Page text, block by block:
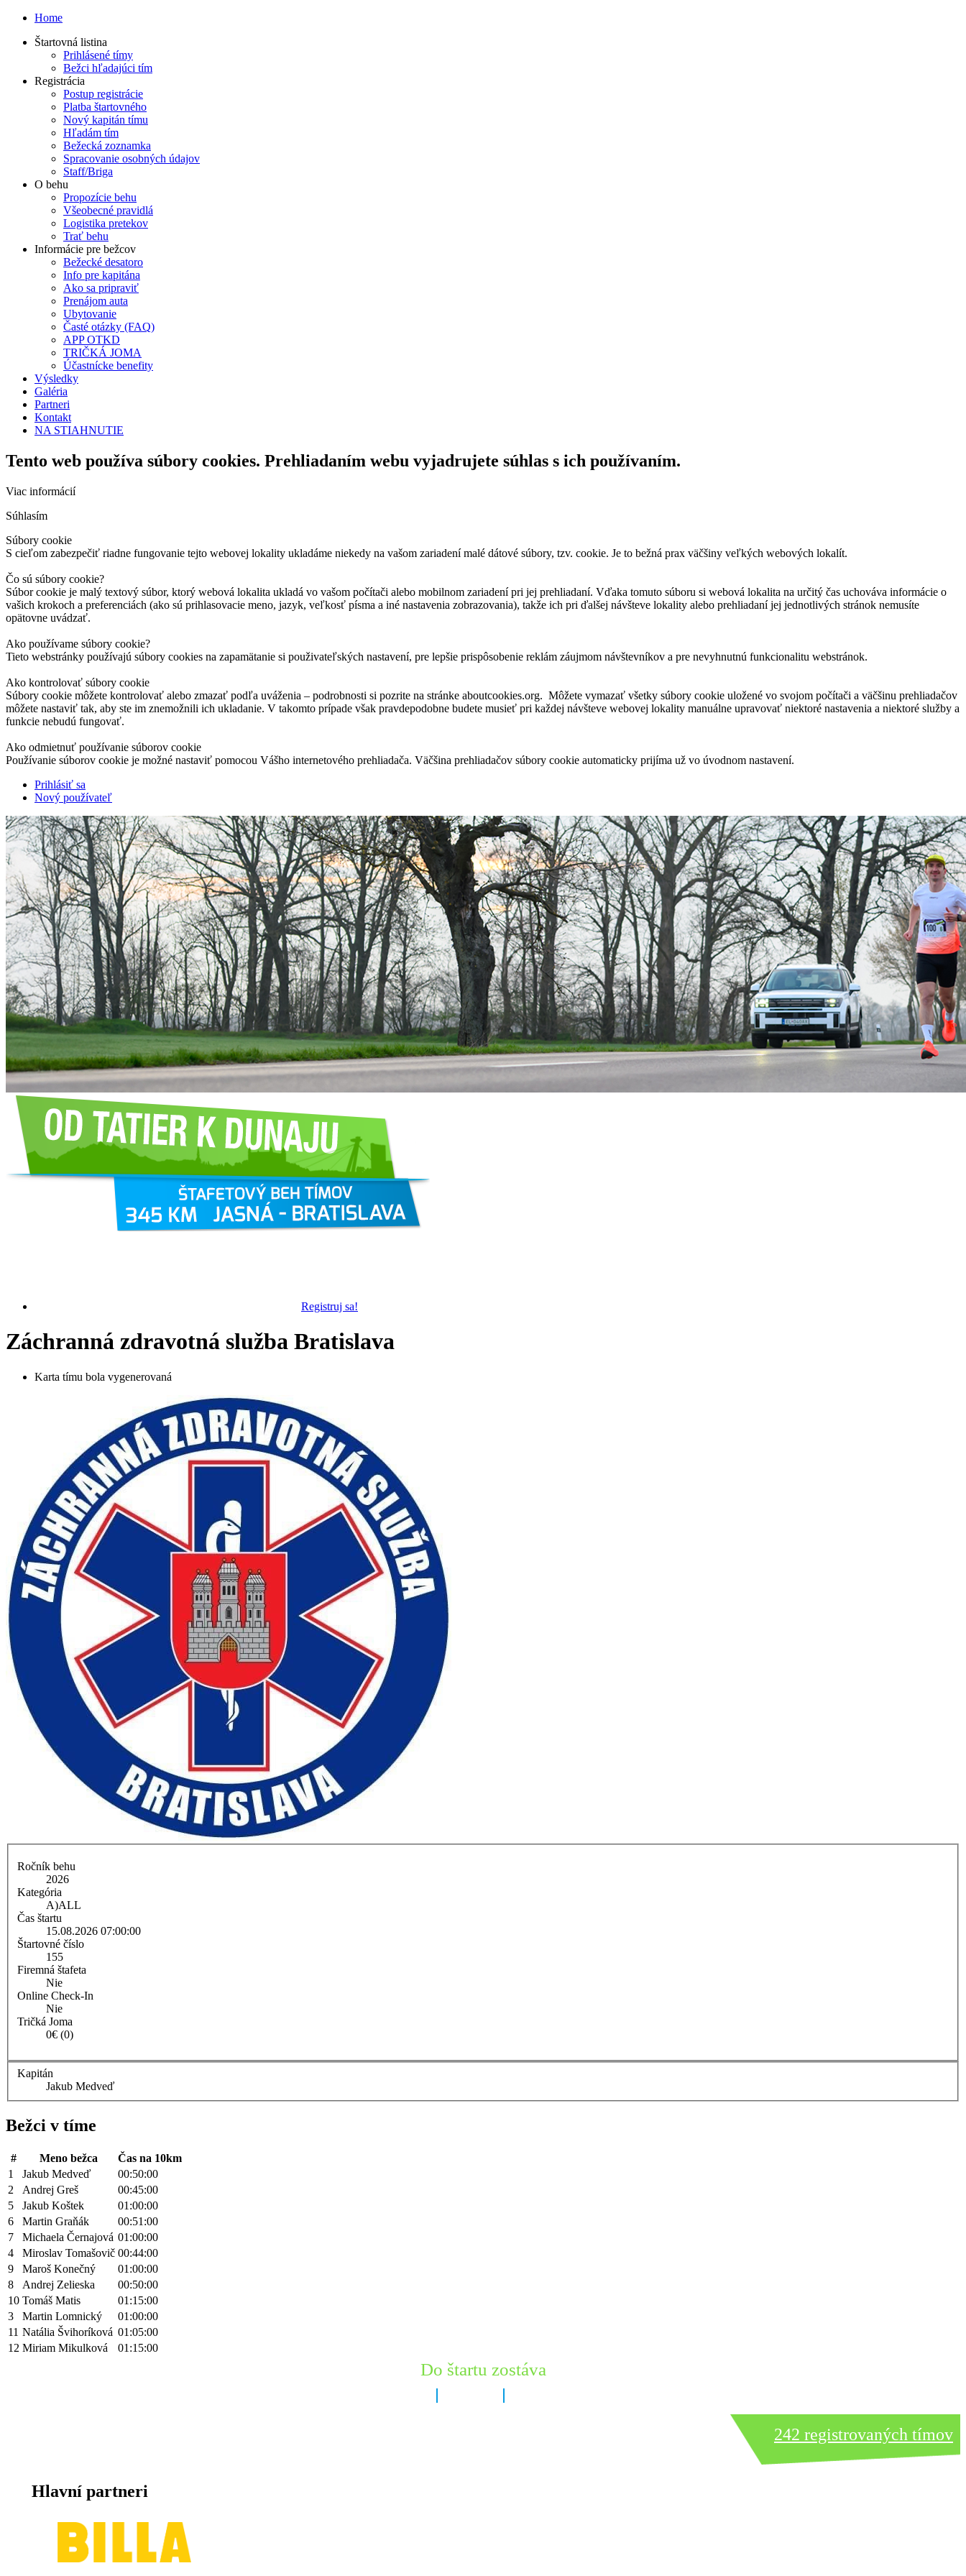
Home
Štartovná listina
Prihlásené tímy
Bežci hľadajúci tím
Registrácia
Postup registrácie
Platba štartovného
Nový kapitán tímu
Hľadám tím
Bežecká zoznamka
Spracovanie osobných údajov
Staff/Briga
O behu
Propozície behu
Všeobecné pravidlá
Logistika pretekov
Trať behu
Informácie pre bežcov
Bežecké desatoro
Info pre kapitána
Ako sa pripraviť
Prenájom auta
Ubytovanie
Časté otázky (FAQ)
APP OTKD
TRIČKÁ JOMA
Účastnícke benefity
Výsledky
Galéria
Partneri
Kontakt
NA STIAHNUTIE
Tento web používa súbory cookies. Prehliadaním webu vyjadrujete súhlas s ich používaním.
Viac informácií
Súhlasím
Súbory cookie
S cieľom zabezpečiť riadne fungovanie tejto webovej lokality ukladáme niekedy na vašom zariadení malé dátové súbory, tzv. cookie. Je to bežná prax väčšiny veľkých webových lokalít.
Čo sú súbory cookie?
Súbor cookie je malý textový súbor, ktorý webová lokalita ukladá vo vašom počítači alebo mobilnom zariadení pri jej prehliadaní. Vďaka tomuto súboru si webová lokalita na určitý čas uchováva informácie o
vašich krokoch a preferenciách (ako sú prihlasovacie meno, jazyk, veľkosť písma a iné nastavenia zobrazovania), takže ich pri ďalšej návšteve lokality alebo prehliadaní jej jednotlivých stránok nemusíte
opätovne uvádzať.
Ako používame súbory cookie?
Tieto webstránky používajú súbory cookies na zapamätanie si použivateľských nastavení, pre lepšie prispôsobenie reklám záujmom návštevníkov a pre nevyhnutnú funkcionalitu webstránok.
Ako kontrolovať súbory cookie
Súbory cookie môžete kontrolovať alebo zmazať podľa uváženia – podrobnosti si pozrite na stránke aboutcookies.org. Môžete vymazať všetky súbory cookie uložené vo svojom počítači a väčšinu prehliadačov
môžete nastaviť tak, aby ste im znemožnili ich ukladanie. V takomto prípade však pravdepodobne budete musieť pri každej návšteve webovej lokality manuálne upravovať niektoré nastavenia a niektoré služby a
funkcie nebudú fungovať.
Ako odmietnuť používanie súborov cookie
Používanie súborov cookie je možné nastaviť pomocou Vášho internetového prehliadača. Väčšina prehliadačov súbory cookie automaticky prijíma už vo úvodnom nastavení.
Prihlásiť sa
Nový používateľ
Registruj sa!
Záchranná zdravotná služba Bratislava
Karta tímu bola vygenerovaná
Ročník behu
2026
Kategória
A)ALL
Čas štartu
15.08.2026 07:00:00
Štartovné číslo
155
Firemná štafeta
Nie
Online Check-In
Nie
Tričká Joma
0€ (0)
Kapitán
Jakub Medveď
Bežci v tíme
# Meno bežca
Čas na 10km
1
Jakub Medveď
00:50:00
2
Andrej Greš
00:45:00
5
Jakub Koštek
01:00:00
6
Martin Graňák
00:51:00
7
Michaela Černajová 01:00:00
4
Miroslav Tomašovič 00:44:00
9
Maroš Konečný
01:00:00
8
Andrej Zelieska
00:50:00
10 Tomáš Matis
01:15:00
3
Martin Lomnický
01:00:00
11 Natália Švihoríková 01:05:00
12 Miriam Mikulková 01:15:00
Do štartu zostáva
242 registrovaných tímov
Hlavní partneri